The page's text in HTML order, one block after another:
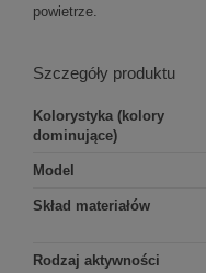
powietrze.
Szczegóły produktu
Kolorystyka (kolory
dominujące)
Model
Skład materiałów
Rodzaj aktywności